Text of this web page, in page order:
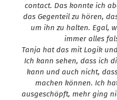
contact. Das konnte ich
das Gegenteil zu hören,
um ihn zu halten. Egal,
immer alles
Tanja hat das mit Logik
Ich kann sehen, dass ich
kann und auch nicht,
machen können. Ich
ausgeschöpft, mehr ging